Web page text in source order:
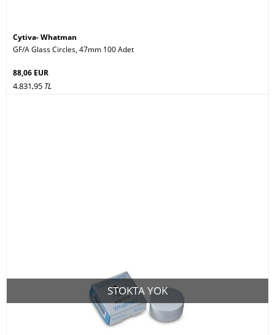
Cytiva- Whatman
GF/A Glass Circles, 47mm 100 Adet
88,06 EUR
4.831,95 TL
STOKTA YOK